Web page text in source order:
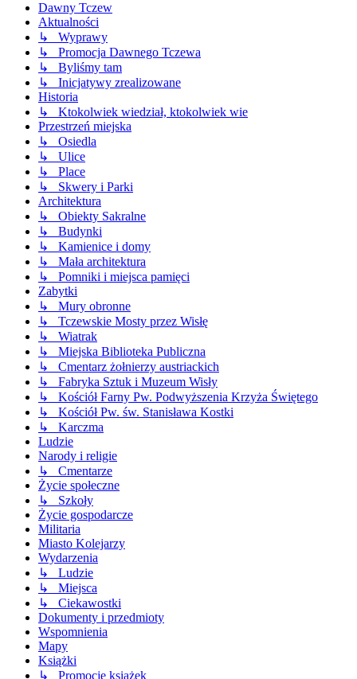
Dawny Tczew
Aktualności
↳ Wyprawy
↳ Promocja Dawnego Tczewa
↳ Byliśmy tam
↳ Inicjatywy zrealizowane
Historia
↳ Ktokolwiek wiedział, ktokolwiek wie
Przestrzeń miejska
↳ Osiedla
↳ Ulice
↳ Place
↳ Skwery i Parki
Architektura
↳ Obiekty Sakralne
↳ Budynki
↳ Kamienice i domy
↳ Mała architektura
↳ Pomniki i miejsca pamięci
Zabytki
↳ Mury obronne
↳ Tczewskie Mosty przez Wisłę
↳ Wiatrak
↳ Miejska Biblioteka Publiczna
↳ Cmentarz żołnierzy austriackich
↳ Fabryka Sztuk i Muzeum Wisły
↳ Kościół Farny Pw. Podwyższenia Krzyża Świętego
↳ Kościół Pw. św. Stanisława Kostki
↳ Karczma
Ludzie
Narody i religie
↳ Cmentarze
Życie społeczne
↳ Szkoły
Życie gospodarcze
Militaria
Miasto Kolejarzy
Wydarzenia
↳ Ludzie
↳ Miejsca
↳ Ciekawostki
Dokumenty i przedmioty
Wspomnienia
Mapy
Książki
↳ Promocje książek